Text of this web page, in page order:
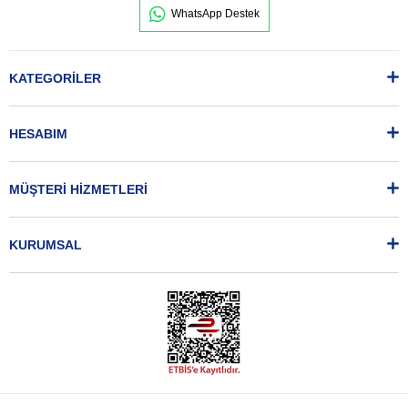
WhatsApp Destek
KATEGORİLER
HESABIM
MÜŞTERİ HİZMETLERİ
KURUMSAL